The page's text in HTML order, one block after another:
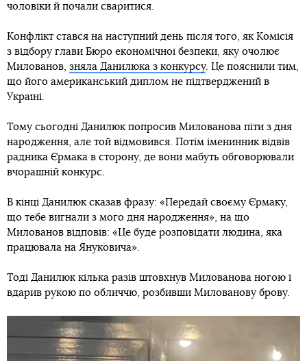
чоловіки й почали сваритися.
Конфлікт стався на наступний день після того, як Комісія
з відбору глави Бюро економічної безпеки, яку очолює
Милованов, зняла Данилюка з конкурсу. Це пояснили тим,
що його американський диплом не підтверджений в
Україні.
Тому сьогодні Данилюк попросив Милованова піти з дня
народження, але той відмовився. Потім іменинник відвів
радника Єрмака в сторону, де вони мабуть обговорювали
вчорашній конкурс.
В кінці Данилюк сказав фразу: «Передай своєму Єрмаку,
що тебе вигнали з мого дня народження», на що
Милованов відповів: «Це буде розповідати людина, яка
працювала на Януковича».
Тоді Данилюк кілька разів штовхнув Милованова ногою і
вдарив рукою по обличчю, розбивши Милованову брову.